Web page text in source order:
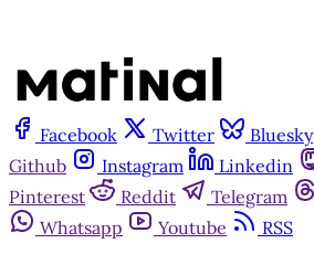
Facebook Twitter Bluesky
Github
Instagram Linkedin
Pinterest
Reddit Telegram
Whatsapp
Youtube
RSS